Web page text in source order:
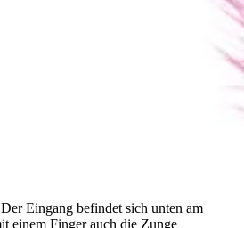
Eingang befindet sich unten am
einem Finger auch die Zunge